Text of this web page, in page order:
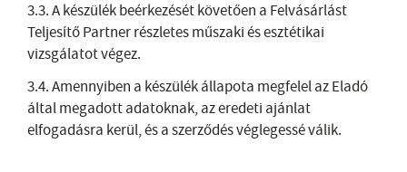
3.3. A készülék beérkezését követően a Felvásárlást
Teljesítő Partner részletes műszaki és esztétikai
vizsgálatot végez.
3.4. Amennyiben a készülék állapota megfelel az Eladó
által megadott adatoknak, az eredeti ajánlat
elfogadásra kerül, és a szerződés véglegessé válik.